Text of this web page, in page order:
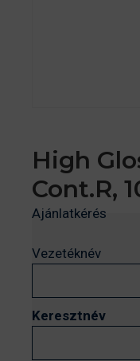
High
Cont.R,
Ajánlatkérés
Vezetéknév
Keresztnév